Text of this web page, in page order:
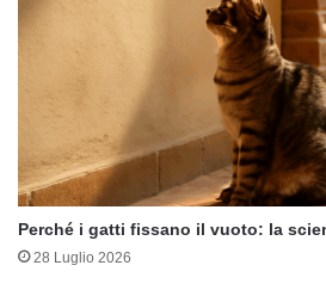
Perché i gatti fissano il vuoto: la
28 Luglio 2026